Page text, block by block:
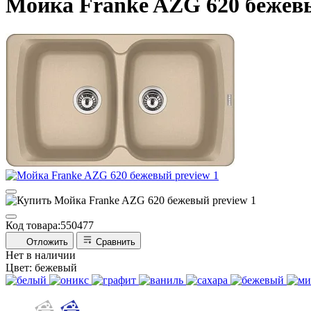
Мойка Franke AZG 620
Код товара:550477
Отложить Сравнить
Нет в наличии
Цвет: бежевый